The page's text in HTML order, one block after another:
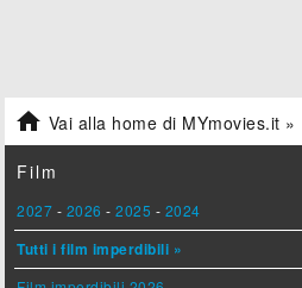
 Vai alla home di MYmovies.it »
Film
2027 - 2026 -2025 - 2024
Tutti i film imperdibili »